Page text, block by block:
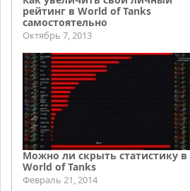
рейтинг в World of Tanks
самостоятельно
Октябрь 7, 2013
Можно ли скрыть статистику в
World of Tanks
Февраль 21, 2014